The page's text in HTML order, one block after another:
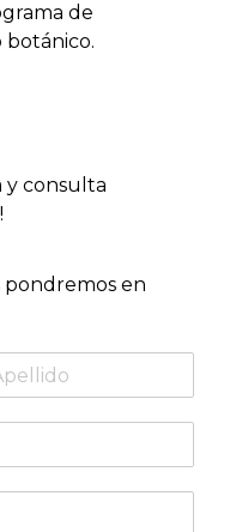
de
y consulta
pondremos en